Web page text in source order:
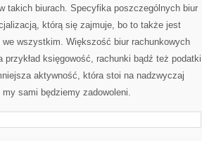
takich biurach. Specyfika poszczególnych biur
którą się zajmuje, bo to także jest
wszystkim. Większość biur rachunkowych
księgowość, rachunki bądź też podatki
aktywność, która stoi na nadzwyczaj
sami będziemy zadowoleni.